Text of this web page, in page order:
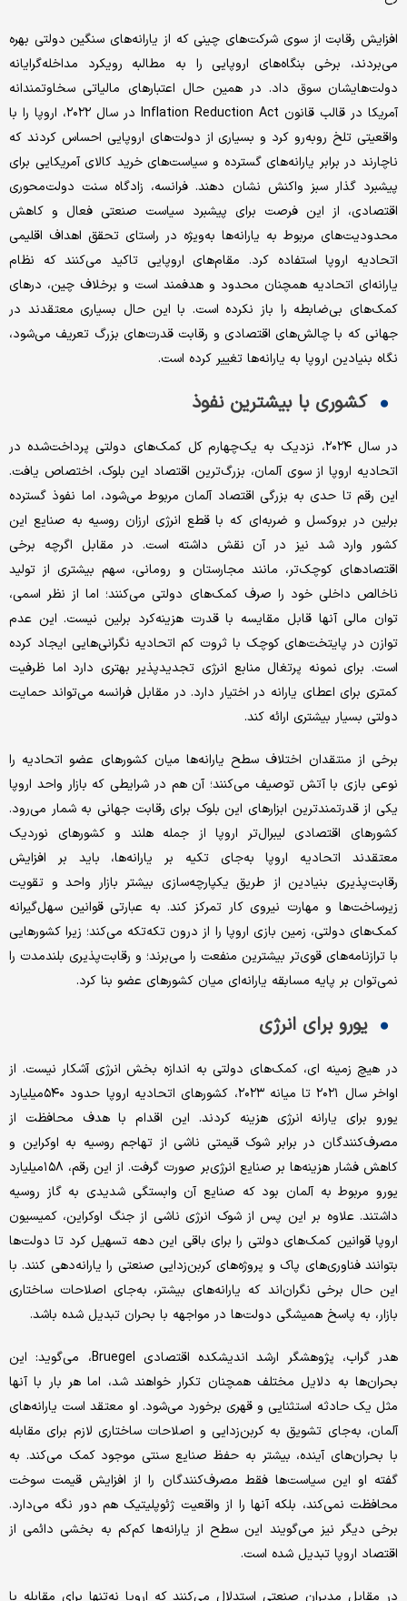
افزایش رقابت از سوی شرکت‌های چینی که از یارانه‌های سنگین دولتی بهره
می‌بردند، برخی بنگاه‌های اروپایی را به مطالبه رویکرد مداخله‌گرایانه‌
دولت‌هایشان سوق داد. در همین حال اعتبارهای مالیاتی سخاوتمندانه
آمریکا در قالب قانون Inflation Reduction Act در سال ۲۰۲۲، اروپا را با
واقعیتی تلخ روبه‌رو کرد و بسیاری از دولت‌های اروپایی احساس کردند که
ناچارند در برابر یارانه‌های گسترده و سیاست‌های خرید کالای آمریکایی برای
پیشبرد گذار سبز واکنش نشان دهند. فرانسه، زادگاه سنت دولت‌محوری
اقتصادی، از این فرصت برای پیشبرد سیاست صنعتی فعال و کاهش
محدودیت‌های مربوط به یارانه‌ها به‌ویژه در راستای تحقق اهداف اقلیمی
اتحادیه اروپا استفاده کرد. مقام‌های اروپایی تاکید می‌کنند که نظام
یارانه‌ای اتحادیه همچنان محدود و هدفمند است و برخلاف چین، درهای
کمک‌های بی‌ضابطه را باز نکرده است. با این حال بسیاری معتقدند در
جهانی که با چالش‌های اقتصادی و رقابت قدرت‌های بزرگ تعریف می‌شود،
نگاه بنیادین اروپا به یارانه‌ها تغییر کرده است.
کشوری با بیشترین نفوذ
در سال ۲۰۲۴، نزدیک به یک‌چهارم کل کمک‌های دولتی پرداخت‌شده در
اتحادیه اروپا از سوی آلمان، بزرگ‌ترین اقتصاد این بلوک، اختصاص یافت.
این رقم تا حدی به بزرگی اقتصاد آلمان مربوط می‌شود، اما نفوذ گسترده
برلین در بروکسل و ضربه‌ای که با قطع انرژی ارزان روسیه به صنایع این
کشور وارد شد نیز در آن نقش داشته است. در مقابل اگرچه برخی
اقتصادهای کوچک‌تر، مانند مجارستان و رومانی، سهم بیشتری از تولید
ناخالص داخلی خود را صرف کمک‌های دولتی می‌کنند؛ اما از نظر اسمی،
توان مالی آنها قابل مقایسه با قدرت هزینه‌کرد برلین نیست. این عدم
توازن در پایتخت‌های کوچک‌ با ثروت کم اتحادیه نگرانی‌هایی ایجاد کرده
است. برای نمونه پرتغال منابع انرژی تجدیدپذیر بهتری دارد اما ظرفیت
کمتری برای اعطای یارانه در اختیار دارد. در مقابل فرانسه می‌تواند حمایت
دولتی بسیار بیشتری ارائه کند.
برخی از منتقدان اختلاف سطح یارانه‌ها میان کشورهای عضو اتحادیه را
نوعی بازی با آتش توصیف می‌کنند؛ آن هم در شرایطی که بازار واحد اروپا
یکی از قدرتمندترین ابزارهای این بلوک برای رقابت جهانی به شمار می‌رود.
کشورهای اقتصادی لیبرال‌تر اروپا از جمله هلند و کشورهای نوردیک
معتقدند اتحادیه اروپا به‌جای تکیه بر یارانه‌ها، باید بر افزایش
رقابت‌پذیری بنیادین از طریق یکپارچه‌سازی بیشتر بازار واحد و تقویت
زیرساخت‌ها و مهارت نیروی کار تمرکز کند. به عبارتی قوانین سهل‌گیرانه
کمک‌های دولتی، زمین بازی اروپا را از درون تکه‌تکه می‌کند؛ زیرا کشورهایی
با ترازنامه‌های قوی‌تر بیشترین منفعت را می‌برند؛ و رقابت‌پذیری بلندمدت را
نمی‌توان بر پایه مسابقه یارانه‌ای میان کشورهای عضو بنا کرد.
یورو برای انرژی
در هیچ زمینه ای، کمک‌های دولتی به اندازه بخش انرژی آشکار نیست. از
اواخر سال ۲۰۲۱ تا میانه ۲۰۲۳، کشورهای اتحادیه اروپا حدود ۵۴۰‌میلیارد
یورو برای یارانه انرژی هزینه کردند. این اقدام با هدف محافظت از
مصرف‌کنندگان در برابر شوک قیمتی ناشی از تهاجم روسیه به اوکراین و
کاهش فشار هزینه‌ها بر صنایع انرژی‌بر صورت گرفت. از این رقم، ۱۵۸‌میلیارد
یورو مربوط به آلمان بود که صنایع آن وابستگی شدیدی به گاز روسیه
داشتند. علاوه بر این پس از شوک انرژی ناشی از جنگ اوکراین، کمیسیون
اروپا قوانین کمک‌های دولتی را برای باقی این دهه تسهیل کرد تا دولت‌ها
بتوانند فناوری‌های پاک و پروژه‌های کربن‌زدایی صنعتی را یارانه‌دهی کنند. با
این حال برخی نگران‌اند که یارانه‌های بیشتر، به‌جای اصلاحات ساختاری
بازار، به پاسخ همیشگی دولت‌ها در مواجهه با بحران تبدیل شده باشد.
هدر گراب، پژوهشگر ارشد اندیشکده اقتصادی Bruegel، می‌گوید: این
بحران‌ها به دلایل مختلف همچنان تکرار خواهند شد، اما هر بار با آنها
مثل یک حادثه استثنایی و قهری برخورد می‌شود. او معتقد است یارانه‌های
آلمان، به‌جای تشویق به کربن‌زدایی و اصلاحات ساختاری لازم برای مقابله
با بحران‌های آینده، بیشتر به حفظ صنایع سنتی موجود کمک می‌کند. به
گفته او این سیاست‌ها فقط مصرف‌کنندگان را از افزایش قیمت سوخت
محافظت نمی‌کند، بلکه آنها را از واقعیت ژئوپلیتیک هم دور نگه می‌دارد.
برخی دیگر نیز می‌گویند این سطح از یارانه‌ها کم‌کم به بخشی دائمی از
اقتصاد اروپا تبدیل شده است.
در مقابل مدیران صنعتی استدلال می‌کنند که اروپا نه‌تنها برای مقابله با